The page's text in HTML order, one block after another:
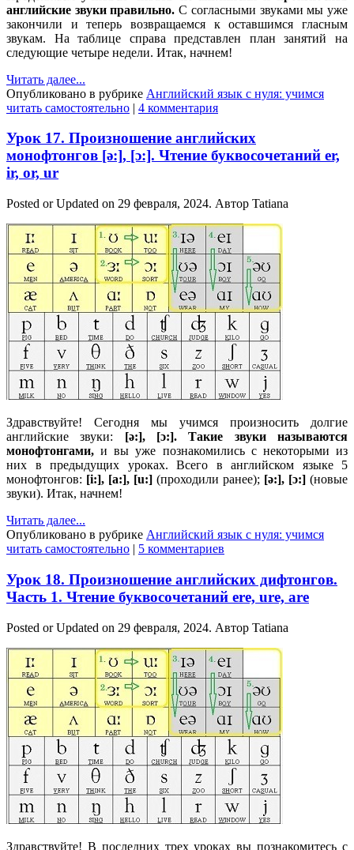
английские звуки правильно. С согласными звуками мы уже
закончили и теперь возвращаемся к оставшимся гласным
звукам. На таблице справа представлен план занятий на
следующие четыре недели. Итак, начнем!
Читать далее...
Опубликовано в рубрике Английский язык с нуля: учимся
читать самостоятельно | 4 комментария
Урок 17. Произношение английских
монофтонгов [ə:], [ɔ:]. Чтение буквосочетаний er,
ir, or, ur
Posted or Updated on 29 февраля, 2024. Автор Tatiana
Здравствуйте! Сегодня мы учимся произносить долгие
английские звуки: [ə:], [ɔ:]. Такие звуки называются
монофтонгами, и вы уже познакомились с некоторыми из
них в предыдущих уроках. Всего в английском языке 5
монофтонгов: [i:], [a:], [u:] (проходили ранее); [ə:], [ɔ:] (новые
звуки). Итак, начнем!
Читать далее...
Опубликовано в рубрике Английский язык с нуля: учимся
читать самостоятельно | 5 комментариев
Урок 18. Произношение английских дифтонгов.
Часть 1. Чтение буквосочетаний ere, ure, are
Posted or Updated on 29 февраля, 2024. Автор Tatiana
Здравствуйте! В последних трех уроках вы познакомитесь с